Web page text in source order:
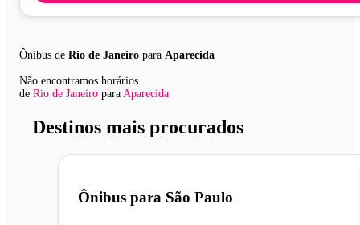
Ônibus de Rio de Janeiro para Aparecida
Não encontramos horários
de Rio de Janeiro para Aparecida
Destinos mais procurados
Ônibus para São Paulo